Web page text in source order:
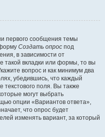
первого сообщения темы
Создать опрос под
в зависимости от
такой вкладки или формы, то вы
вопрос и как минимум два
убедившись, что каждый
текстового поля. Вы также
могут выбрать
опции «Вариантов ответа»,
что опрос будет
изменять вариант, за который